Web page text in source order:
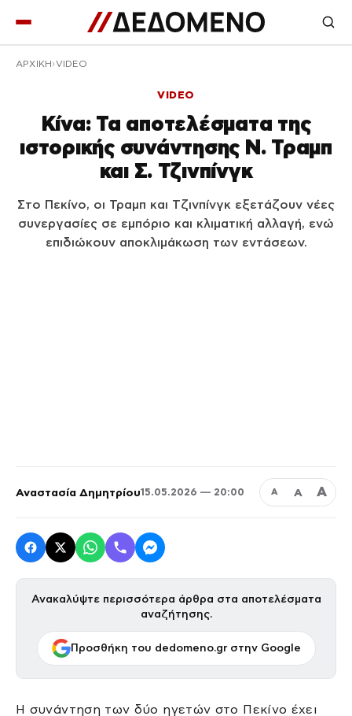
ΑΡΧΙΚΉ VIDEO
VIDEO
Κίνα: Τα αποτελέσματα της
ιστορικής συνάντησης Ν. Τραμπ
και Σ. Τζινπίνγκ
Στο Πεκίνο, οι Τραμπ και Τζινπίνγκ εξετάζουν νέες
συνεργασίες σε εμπόριο και κλιματική αλλαγή, ενώ
επιδιώκουν αποκλιμάκωση των εντάσεων.
Αναστασία Δημητρίου15.05.2026 — 20:00 Α Α Α
Ανακαλύψτε περισσότερα άρθρα στα αποτελέσματα
αναζήτησης.
Προσθήκη του dedomeno.gr στην Google
Η συνάντηση των δύο ηγετών στο Πεκίνο έχει